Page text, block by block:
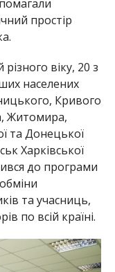
простір
віку, 20 з
населених
Кривого
Житомира,
та Донецької
Харківської
до програми
та учасниць,
по всій країні.